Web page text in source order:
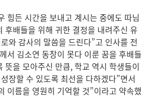
힘든 시간을 보내고 계시는 중에도 따님
후배들을 위해 귀한 결정을 내려주신 유
와 감사의 말씀을 드린다”고 인사를 전
서 김소연 동창이 못다 이룬 꿈을 후배들
뜻을 모아주신 만큼, 학교 역시 학생들이
장할 수 있도록 최선을 다하겠다”면서
이름을 영원히 기억할 것”이라고 약속했